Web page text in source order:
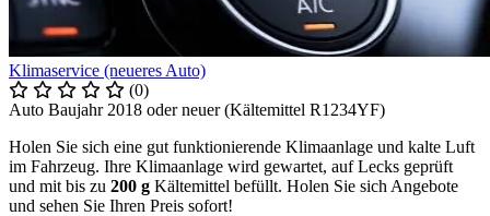
Klimaservice (neueres Auto)
(0)
Auto Baujahr 2018 oder neuer (Kältemittel R1234YF)
Holen Sie sich eine gut funktionierende Klimaanlage und kalte Luft
im Fahrzeug. Ihre Klimaanlage wird gewartet, auf Lecks geprüft
und mit bis zu 200 g Kältemittel befüllt. Holen Sie sich Angebote
und sehen Sie Ihren Preis sofort!